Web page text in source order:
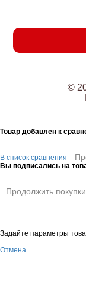
©
Товар добавлен к
В список сравнения
Вы подписались на
Продолжить покупки
Задайте параметры
Отмена